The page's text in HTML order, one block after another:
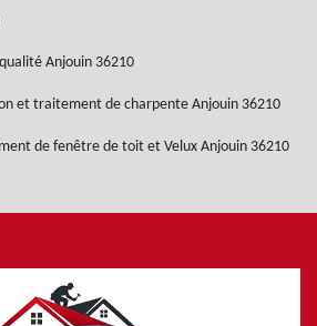
Anjouin 36210
et traitement de charpente Anjouin 36210
de fenêtre de toit et Velux Anjouin 36210